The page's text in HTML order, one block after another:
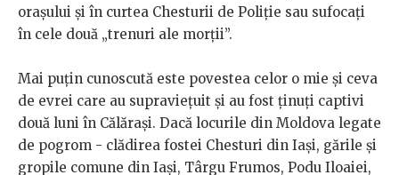
orașului și în curtea Chesturii de Poliție sau sufocați
în cele două „trenuri ale morții”.
Mai puțin cunoscută este povestea celor o mie și ceva
de evrei care au supraviețuit și au fost ținuți captivi
două luni în Călărași. Dacă locurile din Moldova legate
de pogrom - clădirea fostei Chesturi din Iași, gările și
gropile comune din Iași, Târgu Frumos, Podu Iloaiei,